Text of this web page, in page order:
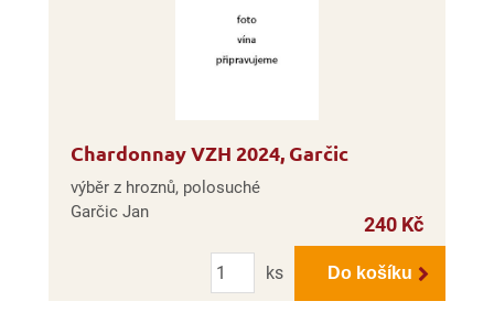
Chardonnay VZH 2024, Garčic
výběr z hroznů, polosuché
Garčic Jan
240 Kč
Počet
ks
Do košíku